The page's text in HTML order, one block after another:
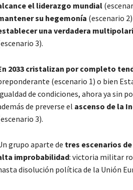
el liderazgo mundial
su hegemonía (escenario
una verdadera
3).
2033 cristalizan por completo
(escenario 1) o bien
de condiciones, ahora ya sin
de preverse el ascenso de la
3).
grupo aparte de tres escenarios
improbabilidad: victoria militar
disolución política de la Unión